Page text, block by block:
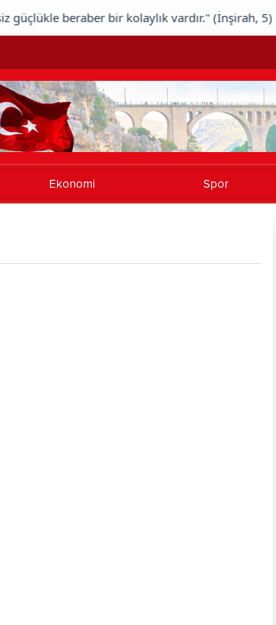
beraber bir kolaylık vardır." (İnşirah, 5) |
Ekonomi Spor